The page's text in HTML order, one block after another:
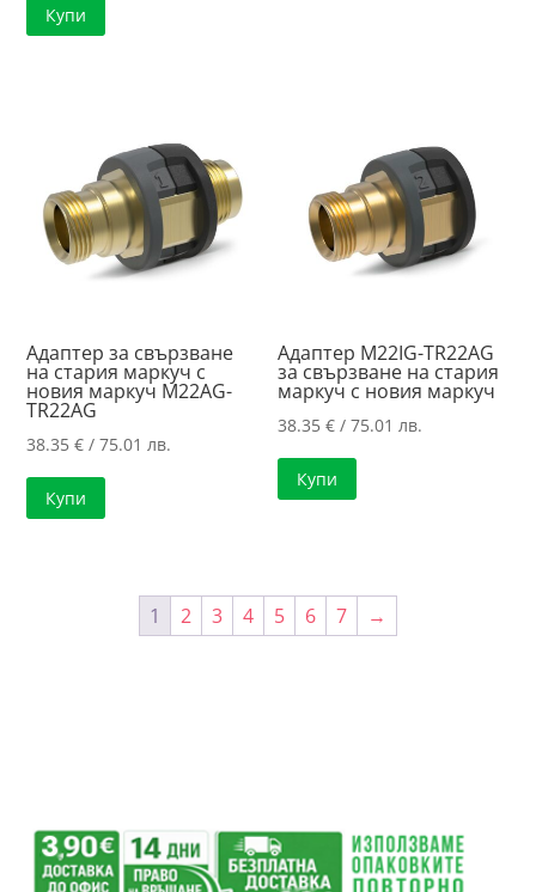
Купи
Адаптер за свързване
на стария маркуч с
новия маркуч M22AG-
TR22AG
38.35€ / 75.01 лв.
Купи
Адаптер M22IG-TR22AG
за свързване на стария
маркуч с новия маркуч
38.35€ / 75.01 лв.
Купи
1 2 3 4 5 6 7 →